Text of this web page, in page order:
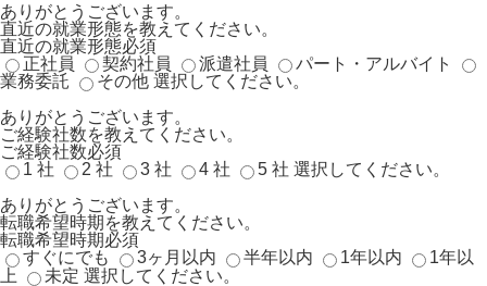
ありがとうございます。
直近の就業形態を教えてください。
直近の就業形態必須
正社員
契約社員 派遣社員
パート・アルバイト
業務委託
その他 選択してください。
ありがとうございます。
ご経験社数を教えてください。
ご経験社数必須
1 社
2 社 3 社 4 社 5 社 選択してください。
ありがとうございます。
転職希望時期を教えてください。
転職希望時期必須
すぐにでも
3ヶ月以内 半年以内 1年以内
1年以
上
未定 選択してください。